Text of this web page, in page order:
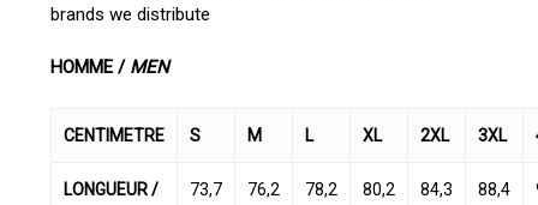
brands we distribute
HOMME /MEN
CENTIMETRE S M L XL 2XL 3XL
LONGUEUR /
73,7 76,2 78,2 80,2 84,3 88,4